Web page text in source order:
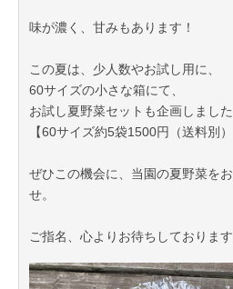
味が濃く、甘みもあります！
この夏は、少人数やお試し用に、
60サイズの小さな箱にて、
お試し夏野菜セットも企画しました
【60サイズ約5袋1500円（送料別）
ぜひこの機会に、当園の夏野菜を
せ。
ご指名、心よりお待ちしております